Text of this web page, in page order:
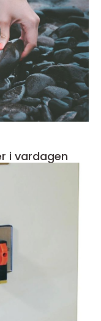
fötter i vardagen